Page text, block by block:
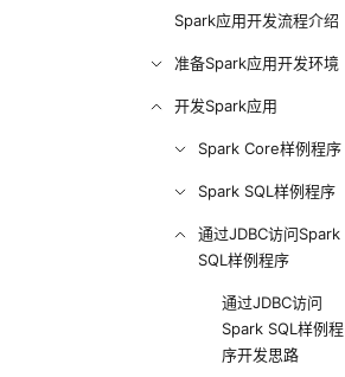
Spark应用开发流程介绍
准备Spark应用开发环境
开发Spark应用
Spark Core样例程序
Spark SQL样例程序
通过JDBC访问Spark
SQL样例程序
通过JDBC访问
Spark SQL样例程
序开发思路